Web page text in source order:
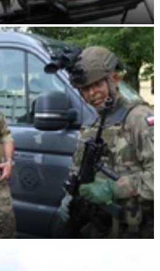
w 1 Podlaskiej brygadzie OT
1 Podlaskiej Brygadzie OT